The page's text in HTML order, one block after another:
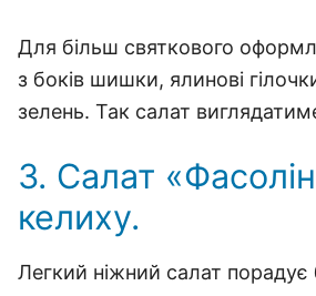
Для більш святкового
з боків шишки, ялинові
зелень. Так салат
3. Салат
келиху.
Легкий ніжний салат порадує